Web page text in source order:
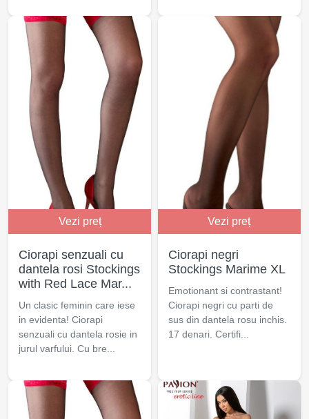
Vezi preț
Ciorapi senzuali cu
dantela rosi Stockings
with Red Lace Mar...
Un clasic feminin care iese
in evidenta! Ciorapi
senzuali cu dantela rosie in
jurul varfului. Cu bre...
Vezi preț
Ciorapi negri
Stockings Marime XL
Emotionant si contrastant!
Ciorapi negri cu parti de
sus din dantela rosu inchis.
17 denari. Certifi...